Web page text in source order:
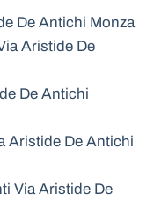
De Antichi Monza
Aristide De
De Antichi
Aristide De Antichi
Via Aristide De